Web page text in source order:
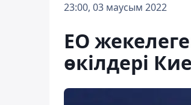
23:00, 03 маусым 2022
ЕО
өкілдері